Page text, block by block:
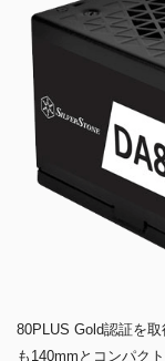
80PLUS Gold認証を
も140mmとコンパク